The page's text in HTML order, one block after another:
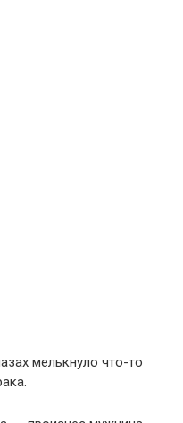
мелькнуло что-то